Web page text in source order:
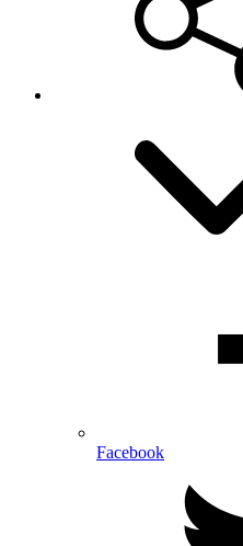
Facebook